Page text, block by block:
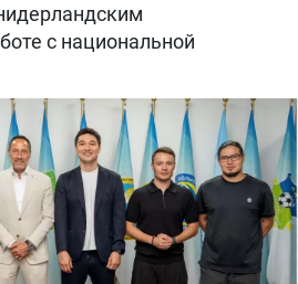
с национальной